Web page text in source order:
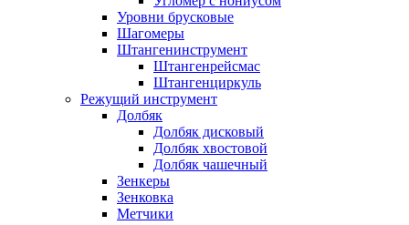
Уровни брусковые
Шагомеры
Штангенинструмент
Штангенрейсмас
Штангенциркуль
Режущий инструмент
Долбяк
Долбяк дисковый
Долбяк хвостовой
Долбяк чашечный
Зенкеры
Зенковка
Метчики